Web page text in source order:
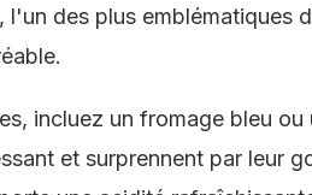
des plus emblématiques
incluez un fromage bleu
et surprennent par leur